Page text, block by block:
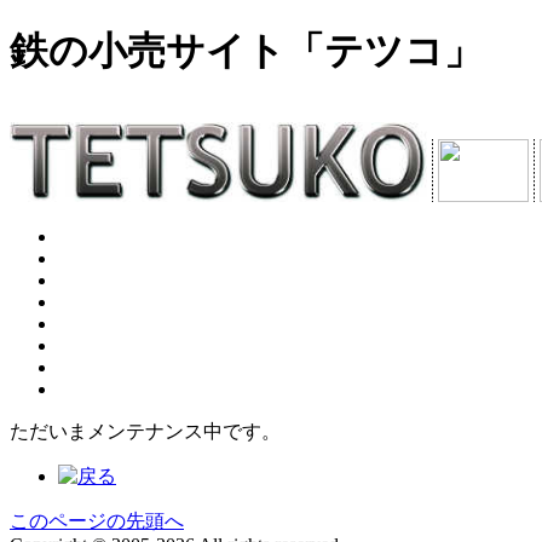
鉄の小売サイト「テツコ」
ただいまメンテナンス中です。
このページの先頭へ